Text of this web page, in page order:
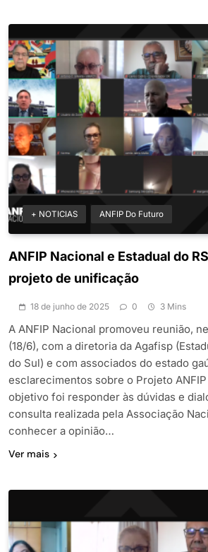
+ NOTICIAS ANFIP Do Futuro
ANFIP Nacional e Estadual do
projeto de unificação
18 de junho de 2025 0 3 Mins
A ANFIP Nacional promoveu reunião,
(18/6), com a diretoria da Agafisp
do Sul) e com associados do estado
esclarecimentos sobre o Projeto
objetivo foi responder às dúvidas e
consulta realizada pela Associação
conhecer a opinião…
Ver mais